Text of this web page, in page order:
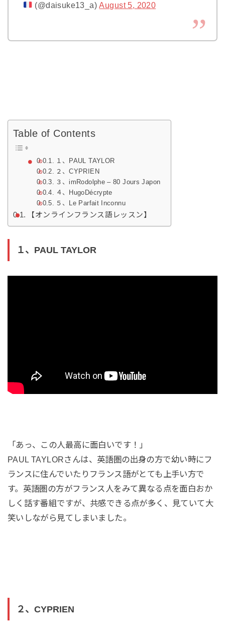
(@daisuke13_a)August 5, 2020
Table of Contents
１、PAUL TAYLOR
２、CYPRIEN
３、imRodolphe – 80 Jours Japon
４、HugoDécrypte
５、Le Parfait Inconnu
【オンラインフランス語レッスン】
１、PAUL TAYLOR
「あっ、この人最高に面白いです！」
PAUL TAYLORさんは、英語圏の出身の方で幼い時にフ
ランスに住んでいたりフランス語がとても上手い方で
す。英語圏の方がフランス人をみて異なる点を面白おか
しく話す番組ですが、共感できる点が多く、見ていて大
笑いしながら見てしまいました。
２、CYPRIEN